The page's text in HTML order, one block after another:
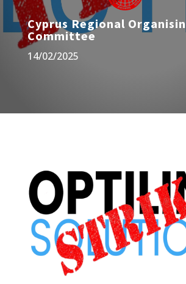
Cyprus Regional
Committee
14/02/2025